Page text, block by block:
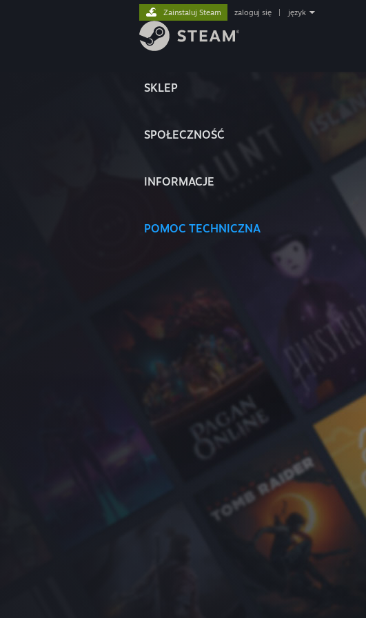
SKLEP
SPOŁECZNOŚĆ
INFORMACJE
POMOC TECHNICZNA
Zainstaluj Steam zaloguj się język